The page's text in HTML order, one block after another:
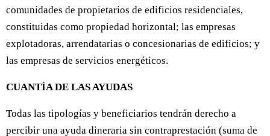
comunidades de propietarios de edificios residenciales,
constituidas como propiedad horizontal; las empresas
explotadoras, arrendatarias o concesionarias de edificios; y
las empresas de servicios energéticos.
CUANTÍA DE LAS AYUDAS
Todas las tipologías y beneficiarios tendrán derecho a
percibir una ayuda dineraria sin contraprestación (suma de